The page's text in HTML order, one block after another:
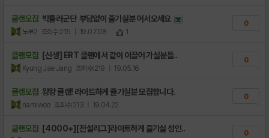
클랜모집 박틀러군단 부담없이 즐기실분 어서오세요
노루2 조회수:215 | 19.07.08 1
0
클랜모집 [신생] ERT 클랜에서 같이 이끌어 가실분들..
Kyung Jae Jang 조회수:219 | 19.05.16
0
클랜모집 왕왕 클랜! 라이트하게 즐기실분 모집합니다.
namiwoo 조회수:213 | 19.04.22
0
클랜모집 [4000+][전설리그]라이트하게 즐기실 성인.. 0